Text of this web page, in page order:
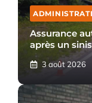
Assurance
après un
3 août 2026